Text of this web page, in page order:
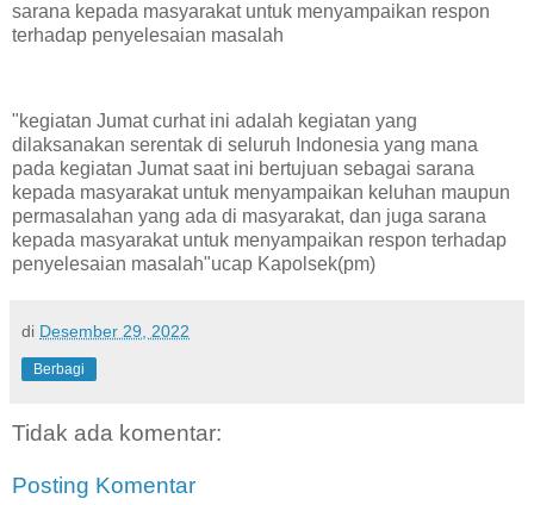
sarana kepada masyarakat untuk menyampaikan respon
terhadap penyelesaian masalah
"kegiatan Jumat curhat ini adalah kegiatan yang
dilaksanakan serentak di seluruh Indonesia yang mana
pada kegiatan Jumat saat ini bertujuan sebagai sarana
kepada masyarakat untuk menyampaikan keluhan maupun
permasalahan yang ada di masyarakat, dan juga sarana
kepada masyarakat untuk menyampaikan respon terhadap
penyelesaian masalah"ucap Kapolsek(pm)
di Desember 29, 2022
Berbagi
Tidak ada komentar:
Posting Komentar